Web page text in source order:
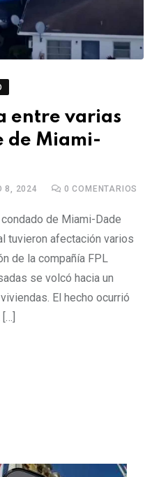
entre varias
de Miami-
8, 2024 0 COMENTARIOS
de Miami-Dade
tuvieron afectación varios
de la compañía FPL
se volcó hacia un
El hecho ocurrió